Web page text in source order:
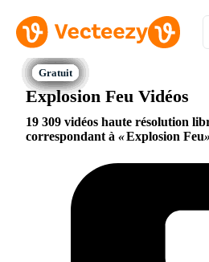
Explosion Feu Vidéos
19 309 vidéos haute résolution
correspondant à
Explosion Feu